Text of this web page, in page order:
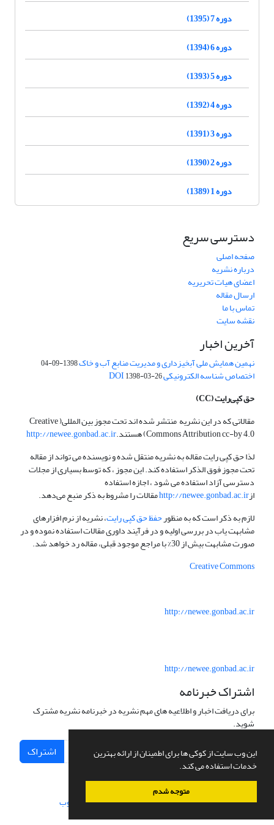
این وب سایت از کوکی ها برای اطمینان از ارائه بهترین
خدمات استفاده می کند.
متوجه شدم
دوره 7 (1395)
دوره 6 (1394)
دوره 5 (1393)
دوره 4 (1392)
دوره 3 (1391)
دوره 2 (1390)
دوره 1 (1389)
دسترسی سریع
صفحه اصلی
درباره نشریه
اعضای هیات تحریریه
ارسال مقاله
تماس با ما
نقشه سایت
آخرین اخبار
نهمین همایش ملی آبخیزداری و مدیریت منابع آب و خاک1398-09-04
اختصاص شناسه الکترونیکی DOI1398-03-26
حق کپی‌رایت(CC)
مقالاتی که در این نشریه منتشر شده اند تحت مجوز بین المللی( Creative
Commons Attribution cc-by 4.0) هستند.
http://newee.gonbad.ac.ir
لذا حق کپی رایت مقاله به نشریه منتقل شده و نویسنده می تواند از مقاله
تحت مجوز فوق الذکر استفاده کند. این مجوز ، که توسط بسیاری از مجلات
دسترسی آزاد استفاده می شود ، اجازه استفاده
ازhttp://newee.gonbad.ac.irمقالات را مشروط به ذکر منبع می‌دهد.
لازم به ذکر است که به منظورحفظ حق کپی رایت، نشریه از نرم افزارهای
مشابهت یاب در بررسی اولیه و در فرآیند داوری مقالات استفاده نموده و در
صورت مشابهت بیش از 30% با مراجع موجود قبلی، مقاله رد خواهد شد.
Creative Commons
http://newee.gonbad.ac.ir
http://newee.gonbad.ac.ir
اشتراک خبرنامه
برای دریافت اخبار و اطلاعیه های مهم نشریه در خبرنامه نشریه مشترک
شوید.
اشتراک
سامانه مدیریت نشریات علمی.طراحی و پیاده سازی از سیناوب